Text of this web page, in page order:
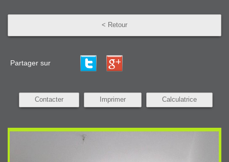
< Retour
Partager sur
Contacter Imprimer Calculatrice